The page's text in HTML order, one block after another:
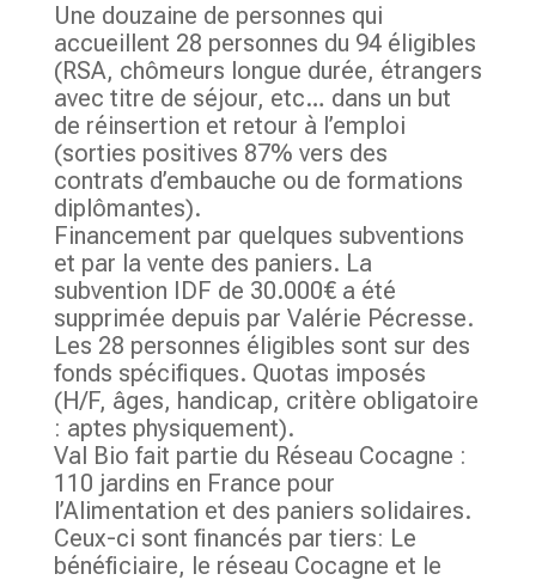
Une douzaine de personnes qui
accueillent 28 personnes du 94 éligibles
(RSA, chômeurs longue durée, étrangers
avec titre de séjour, etc… dans un but
de réinsertion et retour à l’emploi
(sorties positives 87% vers des
contrats d’embauche ou de formations
diplômantes).
Financement par quelques subventions
et par la vente des paniers. La
subvention IDF de 30.000€ a été
supprimée depuis par Valérie Pécresse.
Les 28 personnes éligibles sont sur des
fonds spécifiques. Quotas imposés
(H/F, âges, handicap, critère obligatoire
: aptes physiquement).
Val Bio fait partie du Réseau Cocagne :
110 jardins en France pour
l’Alimentation et des paniers solidaires.
Ceux-ci sont financés par tiers: Le
bénéficiaire, le réseau Cocagne et le